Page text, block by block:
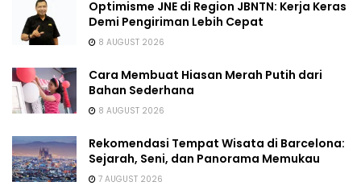
Optimisme JNE di Region JBNTN: Kerja Keras
Demi Pengiriman Lebih Cepat
8 AUGUST 2026
Cara Membuat Hiasan Merah Putih dari
Bahan Sederhana
8 AUGUST 2026
Rekomendasi Tempat Wisata di Barcelona:
Sejarah, Seni, dan Panorama Memukau
7 AUGUST 2026